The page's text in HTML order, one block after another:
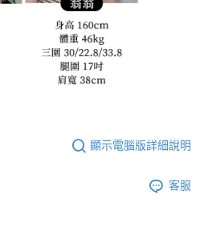
顯示電腦版詳細說明
客服